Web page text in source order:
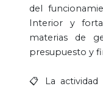
del
Interior y
materias de
presupuesto y
📋 La